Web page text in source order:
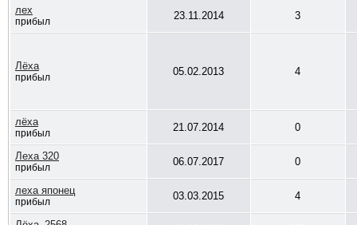
лех
прибыл 23.11.2014 3
Лёха
прибыл 05.02.2013 4
лёха
прибыл 21.07.2014 0
Леха 320
прибыл 06.07.2017 0
леха японец
прибыл 03.03.2015 4